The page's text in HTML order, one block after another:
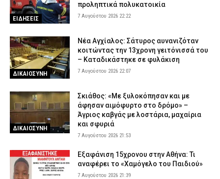
ΕΙΔΗΣΕΙΣ
προληπτικά πολυκατοικία
7 Αυγούστου 2026 22:22
ΔΙΚΑΙΟΣΥΝΗ
Νέα Αγχίαλος: Σάτυρος αυνανιζόταν
κοιτώντας την 13χρονη γειτόνισσά του
– Καταδικάστηκε σε φυλάκιση
7 Αυγούστου 2026 22:07
ΔΙΚΑΙΟΣΥΝΗ
Σκιάθος: «Με ξυλοκόπησαν και με
άφησαν αιμόφυρτο στο δρόμο» –
Άγριος καβγάς με λοστάρια, μαχαίρια
και σφυριά
7 Αυγούστου 2026 21:53
Εξαφάνιση 15χρονου στην Αθήνα: Τι
αναφέρει το «Χαμόγελο του Παιδιού»
7 Αυγούστου 2026 21:39